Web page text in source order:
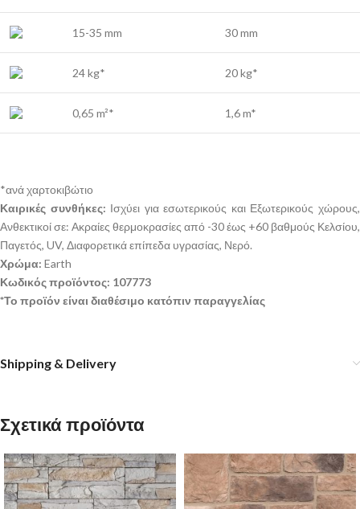
15-35 mm 30 mm
24 kg* 20 kg*
0,65 m²* 1,6 m*
*ανά χαρτοκιβώτιο
Καιρικές συνθήκες: Ισχύει για εσωτερικούς και Εξωτερικούς χώρους,
Ανθεκτικοί σε: Ακραίες θερμοκρασίες από -30 έως +60 βαθμούς Κελσίου,
Παγετός, UV, Διαφορετικά επίπεδα υγρασίας, Νερό.
Χρώμα: Earth
Κωδικός προϊόντος: 107773
*Το προϊόν είναι διαθέσιμο κατόπιν παραγγελίας
Shipping & Delivery
Σχετικά προϊόντα